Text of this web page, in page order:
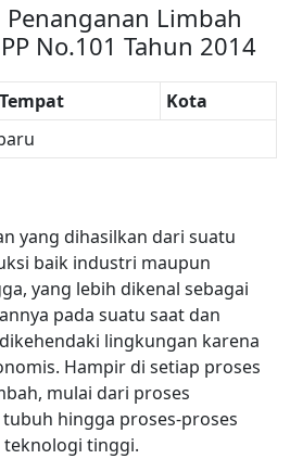
Penanganan Limbah
No.101 Tahun 2014
Tempat
Kota
yang dihasilkan dari suatu
baik industri maupun
yang lebih dikenal sebagai
pada suatu saat dan
lingkungan karena
Hampir di setiap proses
mulai dari proses
hingga proses-proses
tinggi.